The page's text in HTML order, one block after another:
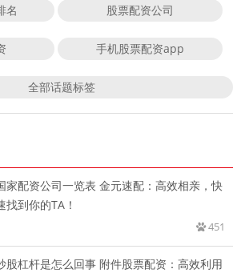
名 股票配资公司
手机股票配资app
全部话题标签
家配资公司一览表 金元速配：高效相亲，快
找到你的TA！
451
股杠杆是怎么回事 附件股票配资：高效利用